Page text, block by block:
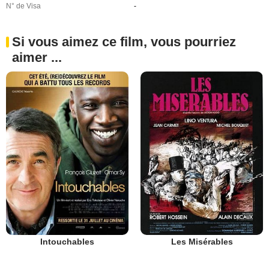
N° de Visa
-
Si vous aimez ce film, vous pourriez
aimer ...
Intouchables Les Misérables